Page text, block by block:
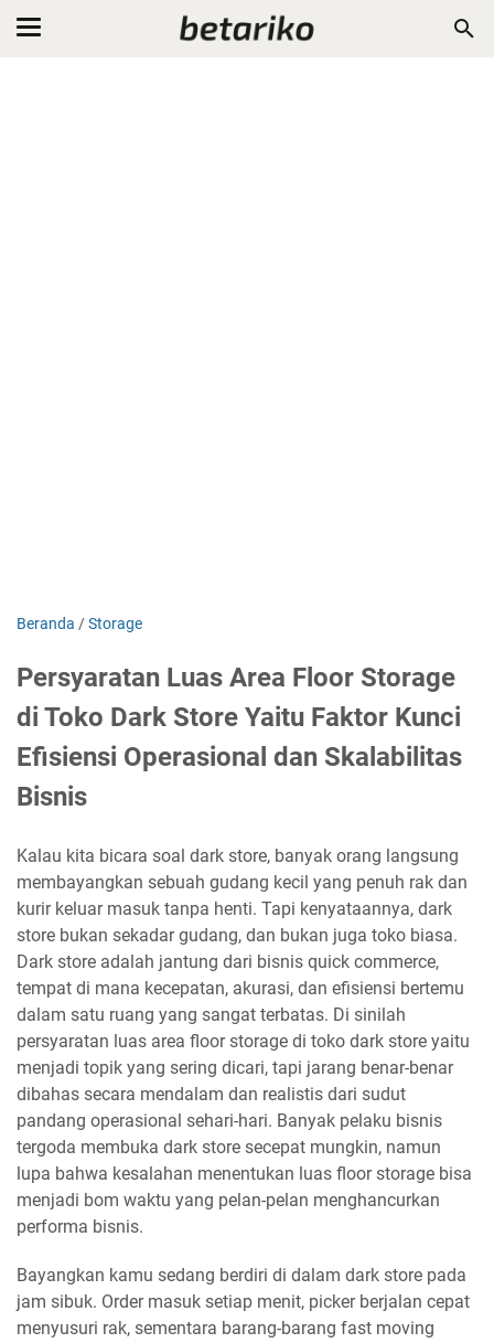
Beranda /Storage
Persyaratan Luas Area Floor Storage
di Toko Dark Store Yaitu Faktor Kunci
Efisiensi Operasional dan Skalabilitas
Bisnis
Kalau kita bicara soal dark store, banyak orang langsung
membayangkan sebuah gudang kecil yang penuh rak dan
kurir keluar masuk tanpa henti. Tapi kenyataannya, dark
store bukan sekadar gudang, dan bukan juga toko biasa.
Dark store adalah jantung dari bisnis quick commerce,
tempat di mana kecepatan, akurasi, dan efisiensi bertemu
dalam satu ruang yang sangat terbatas. Di sinilah
persyaratan luas area floor storage di toko dark store yaitu
menjadi topik yang sering dicari, tapi jarang benar-benar
dibahas secara mendalam dan realistis dari sudut
pandang operasional sehari-hari. Banyak pelaku bisnis
tergoda membuka dark store secepat mungkin, namun
lupa bahwa kesalahan menentukan luas floor storage bisa
menjadi bom waktu yang pelan-pelan menghancurkan
performa bisnis.
Bayangkan kamu sedang berdiri di dalam dark store pada
jam sibuk. Order masuk setiap menit, picker berjalan cepat
menyusuri rak, sementara barang-barang fast moving